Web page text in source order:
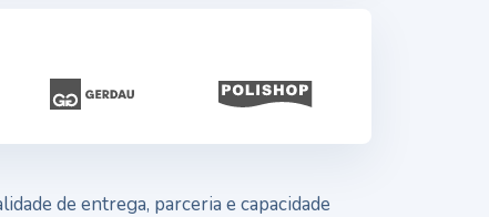
de entrega, parceria e capacidade